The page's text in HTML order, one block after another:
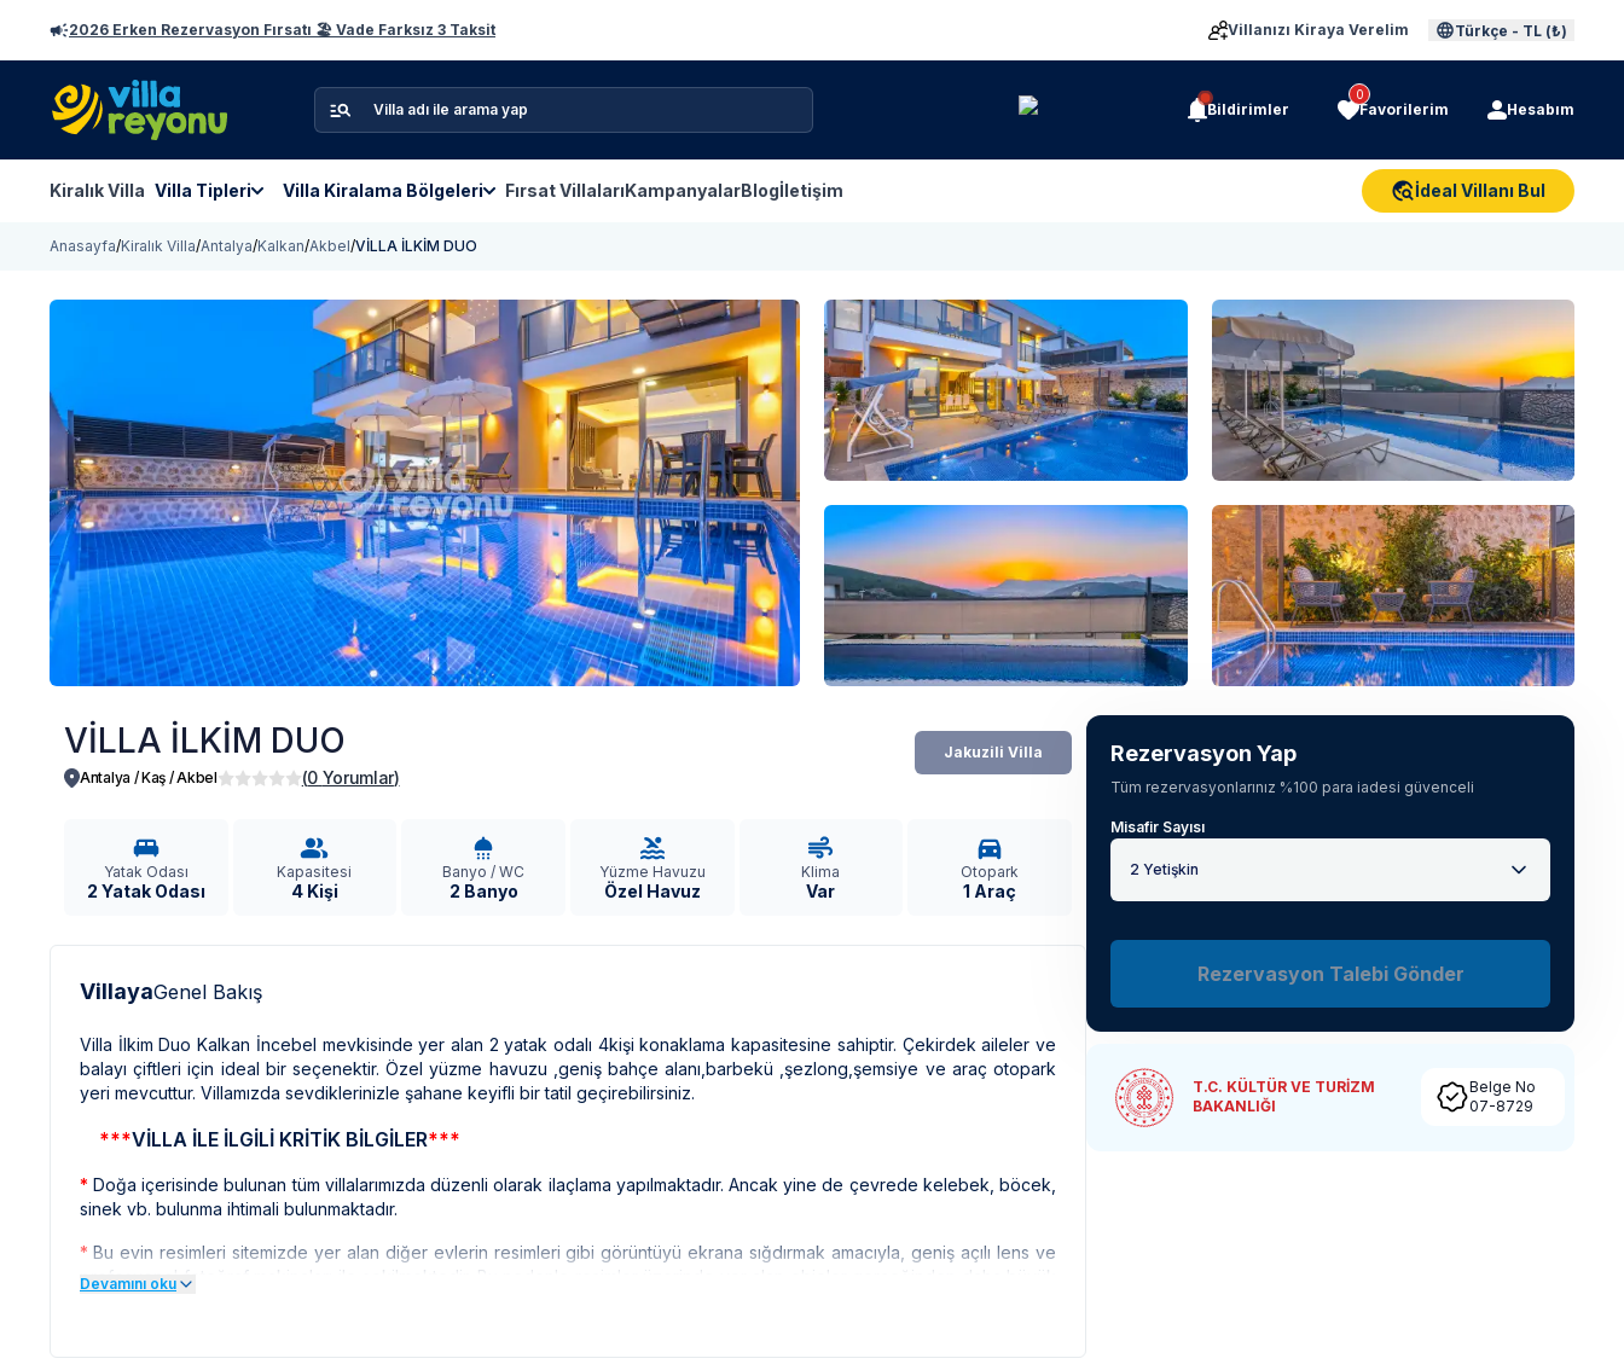
2026 Erken Rezervasyon Fırsatı 🏖️ Vade Farksız 3 Taksit Villanızı Kiraya Verelim Türkçe - TL (₺)
Bildirimler
0
Favorilerim Hesabım
Kiralık Villa Villa Tipleri Villa Kiralama Bölgeleri Fırsat VillalarıKampanyalarBlogİletişim İdeal Villanı Bul
Anasayfa/Kiralık Villa/Antalya/Kalkan/Akbel/VİLLA İLKİM DUO
Tüm fotoğrafları gör
VİLLA İLKİM DUO
Antalya / Kaş /Akbel (0 Yorumlar)
Jakuzili Villa
Yatak Odası
2 Yatak Odası
Kapasitesi
4 Kişi
Banyo / WC
2 Banyo
Yüzme Havuzu
Özel Havuz
Klima
Var
Otopark
1 Araç
VillayaGenel Bakış
Villa İlkim Duo Kalkan İncebel mevkisinde yer alan 2 yatak odalı 4kişi konaklama kapasitesine sahiptir. Çekirdek aileler ve
balayı çiftleri için ideal bir seçenektir. Özel yüzme havuzu ,geniş bahçe alanı,barbekü ,şezlong,şemsiye ve araç otopark
yeri mevcuttur. Villamızda sevdiklerinizle şahane keyifli bir tatil geçirebilirsiniz.
***VİLLA İLE İLGİLİ KRİTİK BİLGİLER***
* Doğa içerisinde bulunan tüm villalarımızda düzenli olarak ilaçlama yapılmaktadır. Ancak yine de çevrede kelebek, böcek,
sinek vb. bulunma ihtimali bulunmaktadır.
* Bu evin resimleri sitemizde yer alan diğer evlerin resimleri gibi görüntüyü ekrana sığdırmak amacıyla, geniş açılı lens ve
profesyonel fotoğraf makinaları ile çekilmektedir. Bu nedenle resimler üzerinde yer alan objeler gerçeğinden daha büyük
Devamını oku
Rezervasyon Yap
Tüm rezervasyonlarınız %100 para iadesi güvenceli
Misafir Sayısı
2 Yetişkin
Rezervasyon Talebi Gönder
T.C. KÜLTÜR VE TURİZM
BAKANLIĞI
Belge No
07-8729